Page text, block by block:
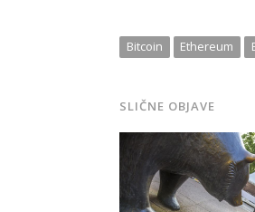
Bitcoin Ethereum
SLIČNE OBJAVE